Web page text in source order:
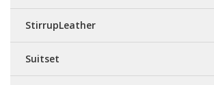
StirrupLeather
Suitset